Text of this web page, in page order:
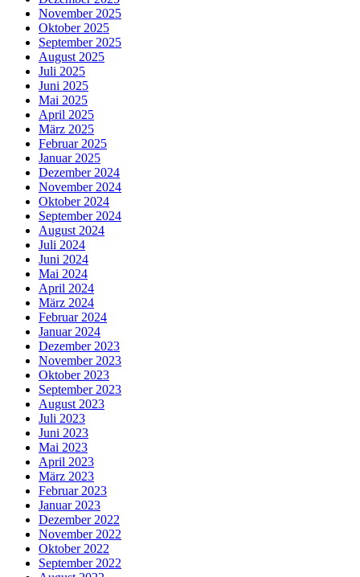
November 2025
Oktober 2025
September 2025
August 2025
Juli 2025
Juni 2025
Mai 2025
April 2025
März 2025
Februar 2025
Januar 2025
Dezember 2024
November 2024
Oktober 2024
September 2024
August 2024
Juli 2024
Juni 2024
Mai 2024
April 2024
März 2024
Februar 2024
Januar 2024
Dezember 2023
November 2023
Oktober 2023
September 2023
August 2023
Juli 2023
Juni 2023
Mai 2023
April 2023
März 2023
Februar 2023
Januar 2023
Dezember 2022
November 2022
Oktober 2022
September 2022